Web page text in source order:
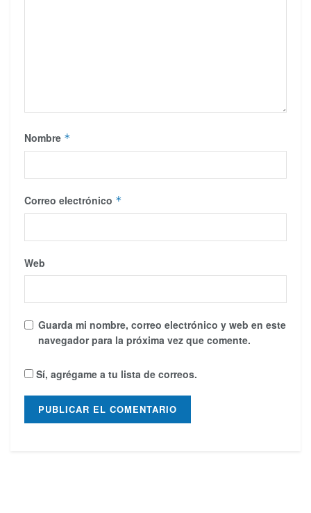
Nombre *
Correo electrónico *
Web
Guarda mi nombre, correo electrónico y web en este
navegador para la próxima vez que comente.
Sí, agrégame a tu lista de correos.